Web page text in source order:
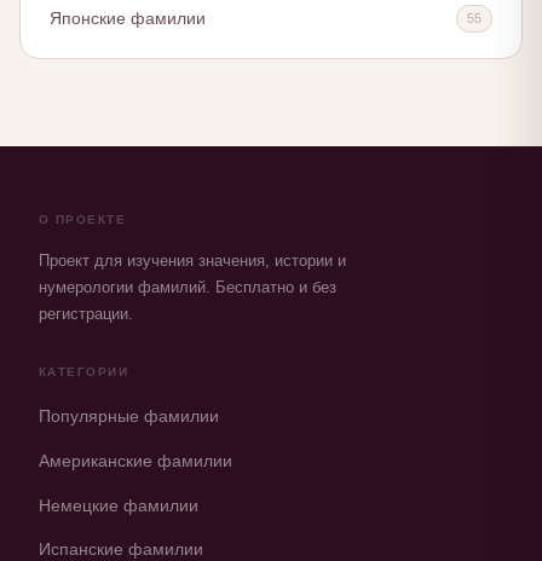
Японские фамилии 55
О ПРОЕКТЕ
Проект для изучения значения, истории и
нумерологии фамилий. Бесплатно и без
регистрации.
КАТЕГОРИИ
Популярные фамилии
Американские фамилии
Немецкие фамилии
Испанские фамилии